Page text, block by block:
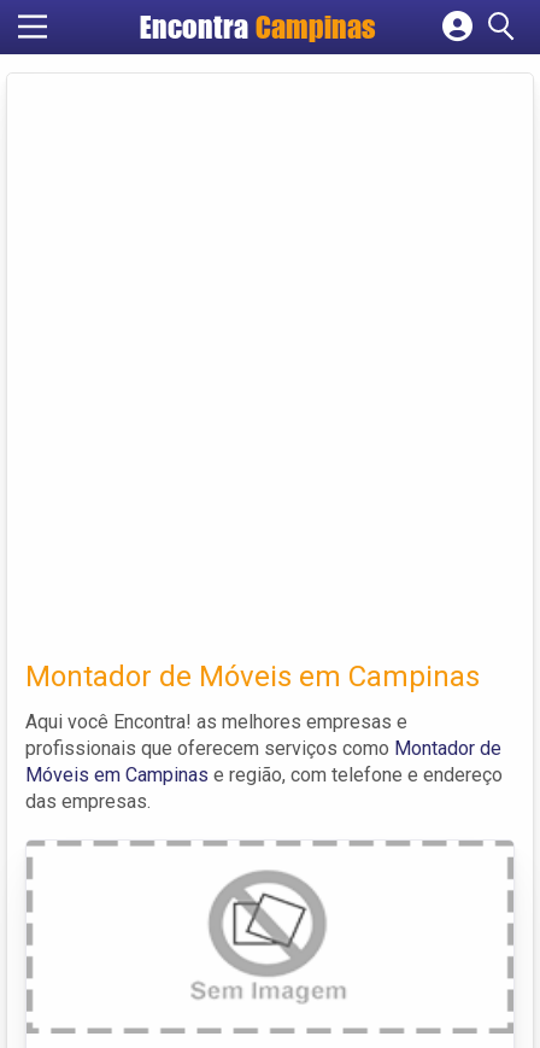
Encontra Campinas
Cadastrar empresa
Montador de Móveis em Campinas
Aqui você Encontra! as melhores empresas e
profissionais que oferecem serviços como Montador de
Móveis em Campinas e região, com telefone e endereço
das empresas.